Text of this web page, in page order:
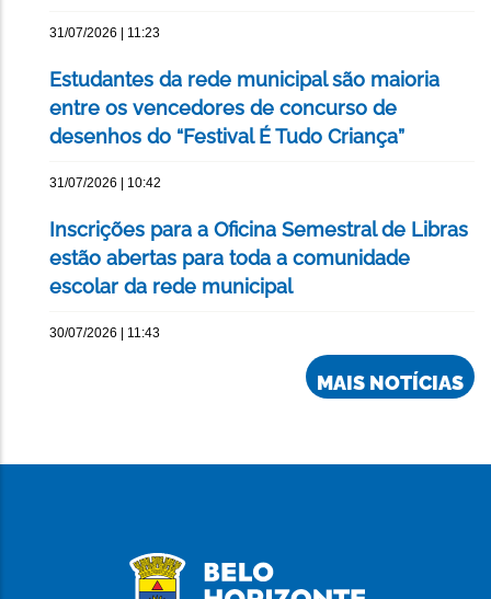
31/07/2026 | 11:23
Estudantes da rede municipal são maioria
entre os vencedores de concurso de
desenhos do “Festival É Tudo Criança”
31/07/2026 | 10:42
Inscrições para a Oficina Semestral de Libras
estão abertas para toda a comunidade
escolar da rede municipal
30/07/2026 | 11:43
MAIS NOTÍCIAS